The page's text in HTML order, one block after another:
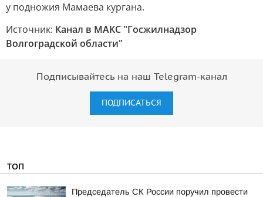
у подножия Мамаева кургана.
Источник: Канал в МАКС "Госжилнадзор
Волгоградской области"
Подписывайтесь на наш Telegram-канал
ПОДПИСАТЬСЯ
ТОП
Председатель СК России поручил провести